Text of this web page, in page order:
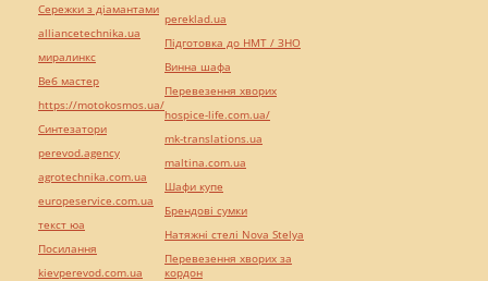
Сережки з діамантами
alliancetechnika.ua
миралинкс
Веб мастер
https://motokosmos.ua/
Синтезатори
perevod.agency
agrotechnika.com.ua
europeservice.com.ua
текст юа
Посилання
kievperevod.com.ua
pereklad.ua
Підготовка до НМТ / ЗНО
Винна шафа
Перевезення хворих
hospice-life.com.ua/
mk-translations.ua
maltina.com.ua
Шафи купе
Брендові сумки
Натяжні стелі Nova Stelya
Перевезення хворих за
кордон